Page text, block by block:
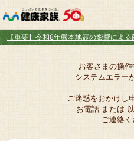
【重要】令和8年熊本地震の影響によ
お客さまの操
システムエラー
ご迷惑をおかけし
お電話 または
ご連絡く